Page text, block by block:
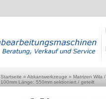
Startseite » Abkantwerkzeuge » Matrizen Wila
100mm Länge: 550mm sektioniert / geteilt